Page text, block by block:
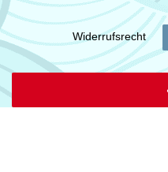
Widerrufs­recht